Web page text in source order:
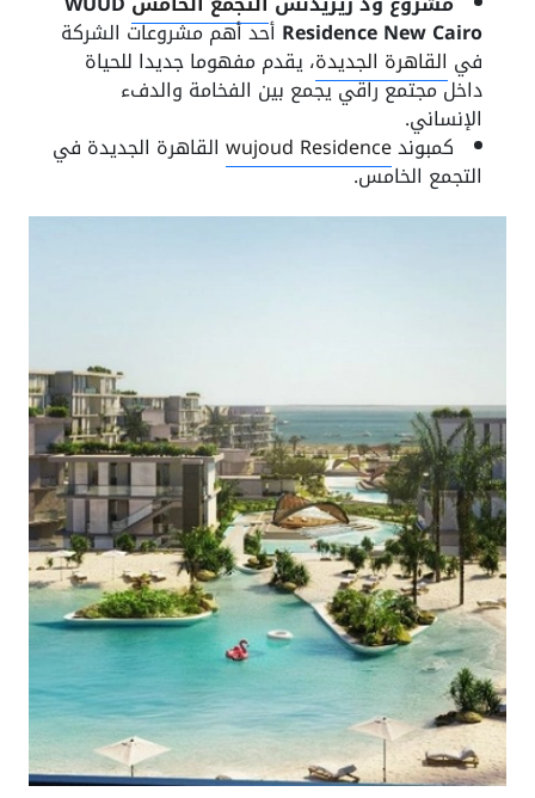
Residence New Cairo أحد أهم مشروعات الشركة
في القاهرة الجديدة، يقدم مفهوما جديدا للحياة
داخل مجتمع راقي يجمع بين الفخامة والدفء
الإنساني.
كمبوندwujoud Residence القاهرة الجديدة في
التجمع الخامس.